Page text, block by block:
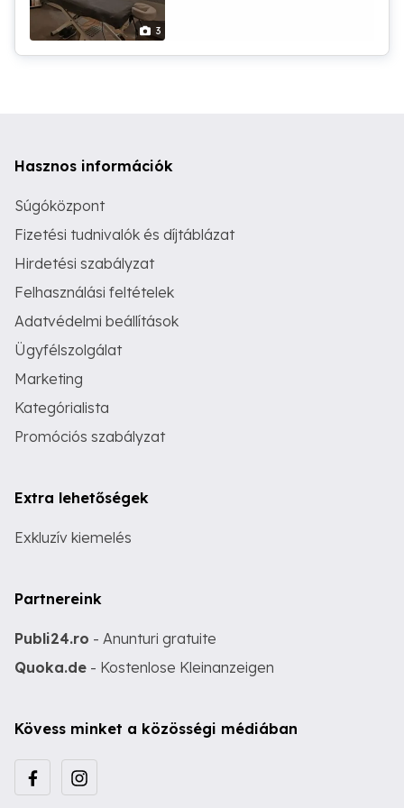
3
- Lágy csontkovácsolás 60 vagy 90 perc
Hasznos információk
Súgóközpont
Fizetési tudnivalók és díjtáblázat
Hirdetési szabályzat
Felhasználási feltételek
Adatvédelmi beállítások
Ügyfélszolgálat
Marketing
Kategórialista
Promóciós szabályzat
Extra lehetőségek
Exkluzív kiemelés
Partnereink
Publi24.ro - Anunturi gratuite
Quoka.de - Kostenlose Kleinanzeigen
Kövess minket a közösségi médiában